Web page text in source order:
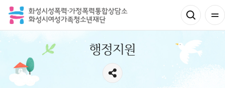
행정지원